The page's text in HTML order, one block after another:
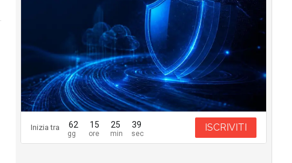
Inizia tra 62 15 25 37 ISCRIVITI